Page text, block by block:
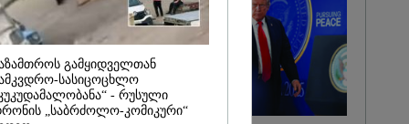
გამყიდველთან
სასიცოცხლო
- რუსული
„საბრძოლო-კომიკური“